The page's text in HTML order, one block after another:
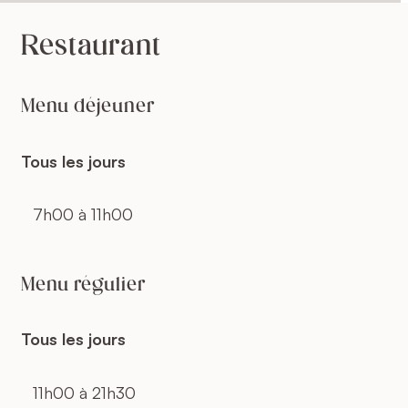
Restaurant
Menu déjeuner
Tous les jours
7h00 à 11h00
Menu régulier
Tous les jours
11h00 à 21h30